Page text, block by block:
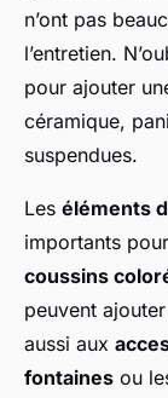
n’ont pas
l’entretien.
pour ajouter
céramique,
suspendues.
Les éléments
importants
coussins
peuvent
aussi aux
fontaines ou